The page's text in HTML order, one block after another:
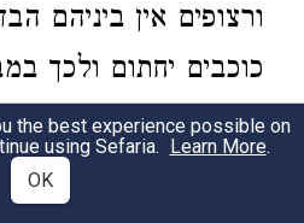
ורצופים אין ביניהם
כוכבים יחתום ולכך
ממזל כימה שני
לכת נקראו סוכות לשון
the best experience possible on
using Sefaria. Learn More.
OK